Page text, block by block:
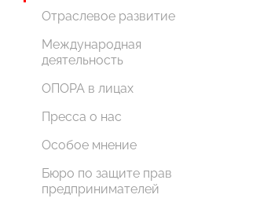
Отраслевое развитие
Международная
деятельность
ОПОРА в лицах
Пресса о нас
Особое мнение
Бюро по защите прав
предпринимателей